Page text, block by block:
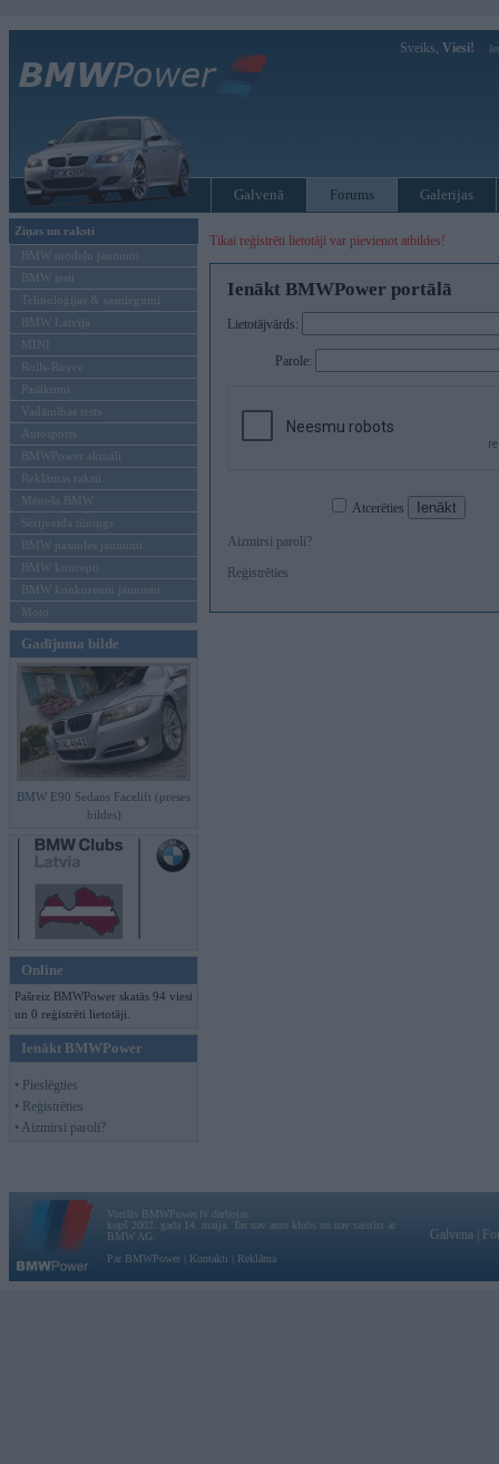
Sveiks, Viesi!
Galvenā Forums Galerijas
Ziņas un raksti
BMW modeļu jaunumi
BMW testi
Tehnoloģijas & sasniegumi
BMW Latvijā
MINI
Rolls-Royce
Pasākumi
Vadāmības tests
Autosports
BMWPower aktuāli
Reklāmas raksti
Mēneša BMW
Sērijveida tūnings
BMW pasaules jaunumi
BMW koncepti
BMW konkurentu jaunumi
Moto
Gadījuma bilde
BMW E90 Sedans Facelift (preses
bildes)
Online
Pašreiz BMWPower skatās 94 viesi
un 0 reģistrēti lietotāji.
Ienākt BMWPower
• Pieslēgties
• Reģistrēties
• Aizmirsi paroli?
Tikai reģistrēti lietotāji var pievienot atbildes!
Ienākt BMWPower portālā
Lietotājvārds:
Parole:
Atcerēties
Aizmirsi paroli?
Reģistrēties
Vortāls BMWPower.lv darbojas
kopš 2002. gada 14. maija. Tas nav auto klubs un nav saistīts ar
BMW AG.
Par BMWPower
Kontakti Reklāma
Galvena